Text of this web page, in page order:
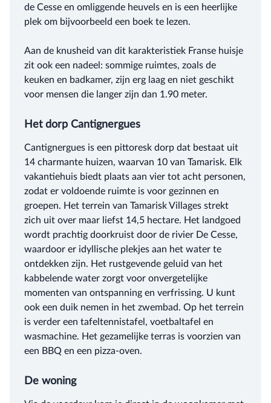
de Cesse en omliggende heuvels en is een heerlijke
plek om bijvoorbeeld een boek te lezen.
Aan de knusheid van dit karakteristiek Franse huisje
zit ook een nadeel: sommige ruimtes, zoals de
keuken en badkamer, zijn erg laag en niet geschikt
voor mensen die langer zijn dan 1.90 meter.
Het dorp Cantignergues
Cantignergues is een pittoresk dorp dat bestaat uit
14 charmante huizen, waarvan 10 van Tamarisk. Elk
vakantiehuis biedt plaats aan vier tot acht personen,
zodat er voldoende ruimte is voor gezinnen en
groepen. Het terrein van Tamarisk Villages strekt
zich uit over maar liefst 14,5 hectare. Het landgoed
wordt prachtig doorkruist door de rivier De Cesse,
waardoor er idyllische plekjes aan het water te
ontdekken zijn. Het rustgevende geluid van het
kabbelende water zorgt voor onvergetelijke
momenten van ontspanning en verfrissing. U kunt
ook een duik nemen in het zwembad. Op het terrein
is verder een tafeltennistafel, voetbaltafel en
wasmachine. Het gezamelijke terras is voorzien van
een BBQ en een pizza-oven.
De woning